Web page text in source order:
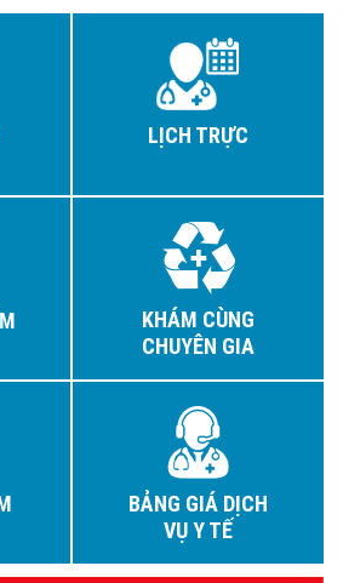
LỊCH TRỰC
KHÁM CÙNG
CHUYÊN GIA
BẢNG GIÁ DỊCH
VỤ Y TẾ